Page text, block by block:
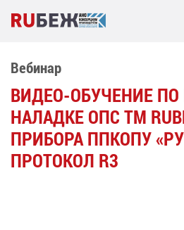
Вебинар
ВИДЕО-ОБУЧЕНИЕ ПО
НАЛАДКЕ ОПС ТМ
ПРИБОРА ППКОПУ
ПРОТОКОЛ R3